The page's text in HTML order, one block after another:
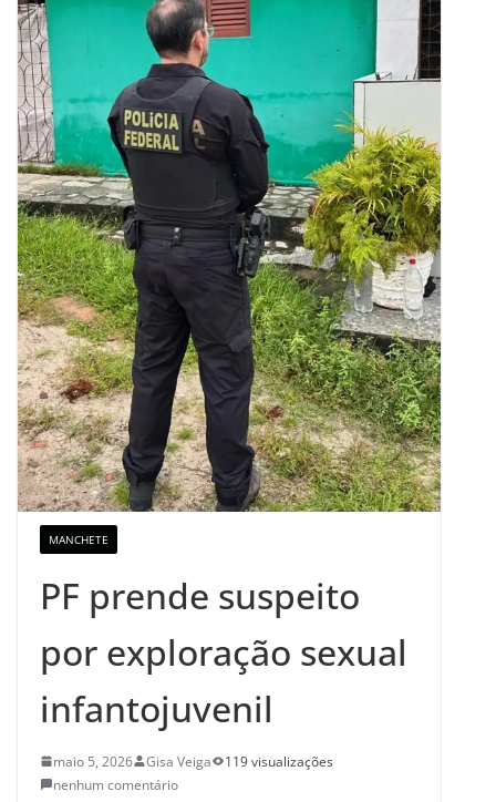
MANCHETE
PF prende suspeito
por exploração sexual
infantojuvenil
maio 5, 2026 Gisa Veiga
119 visualizações
nenhum comentário